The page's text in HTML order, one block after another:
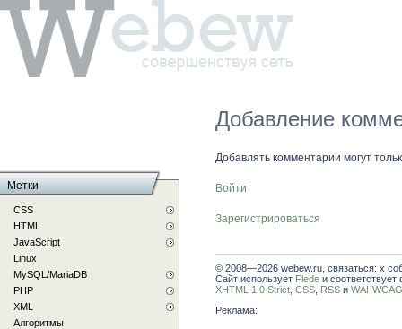
Добавление
Добавлять комментарии могут
Войти
Зарегистрироваться
© 2008—2026 webew.ru, связаться: x
Сайт использует Flede и соответствует
XHTML 1.0 Strict CSS RSS и WAI-
Реклама:
Метки
CSS
HTML
JavaScript
Linux
MySQL/MariaDB
PHP
XML
Алгоритмы